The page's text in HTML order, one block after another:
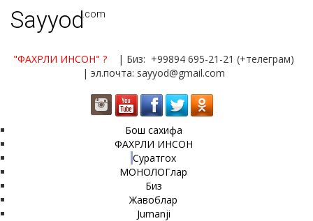
Sayyod.com
"ФАХРЛИ ИНСОН" ?
| Биз: +99894 695-21-21 (+телеграм)
| эл.почта: sayyod@gmail.com
Бош сахифа
ФАХРЛИ ИНСОН
Суратгох
МОНОЛОГлар
Биз
Жавоблар
Jumanji